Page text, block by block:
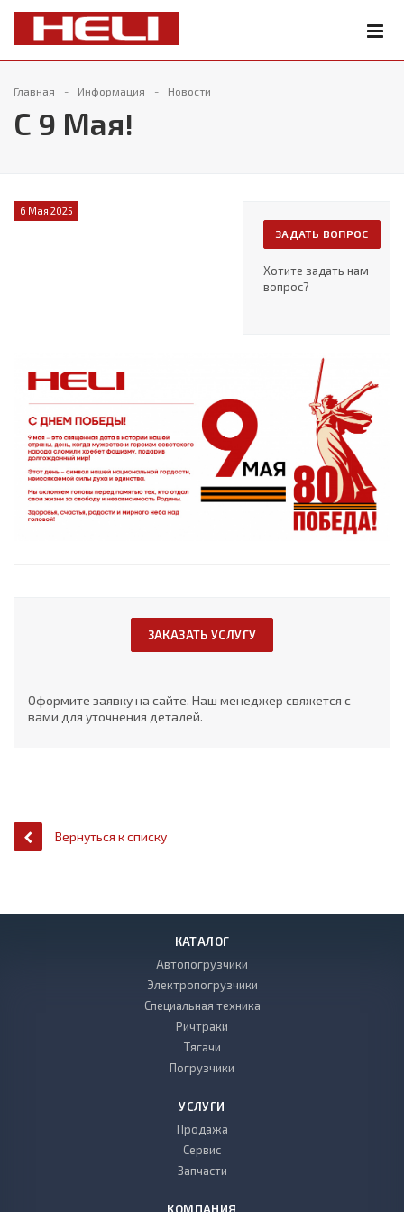
Главная Информация Новости
С 9 Мая!
ЗАДАТЬ ВОПРОС
Хотите задать нам
вопрос?
6 Мая 2025
ЗАКАЗАТЬ УСЛУГУ
Оформите заявку на сайте. Наш менеджер свяжется с
вами для уточнения деталей.
Вернуться к списку
КАТАЛОГ
Автопогрузчики
Электропогрузчики
Специальная техника
Ричтраки
Тягачи
Погрузчики
УСЛУГИ
Продажа
Сервис
Запчасти
КОМПАНИЯ